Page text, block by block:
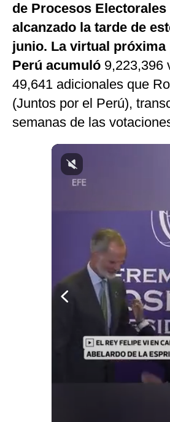
Podcast
Videos
Fotogalerías
de Procesos Electorales
alcanzado la tarde de
junio. La virtual próxima
Perú acumuló 9,223,396
49,641 adicionales que
(Juntos por el Perú),
semanas de las